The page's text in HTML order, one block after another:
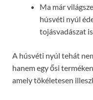
Ma már
húsvéti nyúl
tojásvadászat
A húsvéti nyúl tehát
hanem egy ősi
amely tökéletesen